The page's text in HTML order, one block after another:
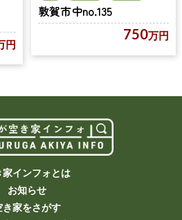
円
敦賀市中no.135
750万円
家インフォとは
お知らせ
き家をさがす